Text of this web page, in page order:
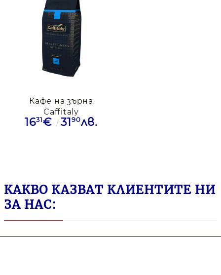
Кафе на зърна
Caffitaly
Decaffeinato, 500 г
1631€ 3190лв.
КАКВО КАЗВАТ КЛИЕНТИТЕ НИ
ЗА НАС: